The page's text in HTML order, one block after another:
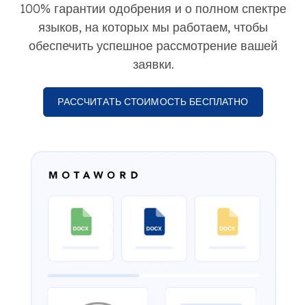
100% гарантии одобрения и о полном спектре
языков, на которых мы работаем, чтобы
обеспечить успешное рассмотрение вашей
заявки.
РАССЧИТАТЬ СТОИМОСТЬ БЕСПЛАТНО